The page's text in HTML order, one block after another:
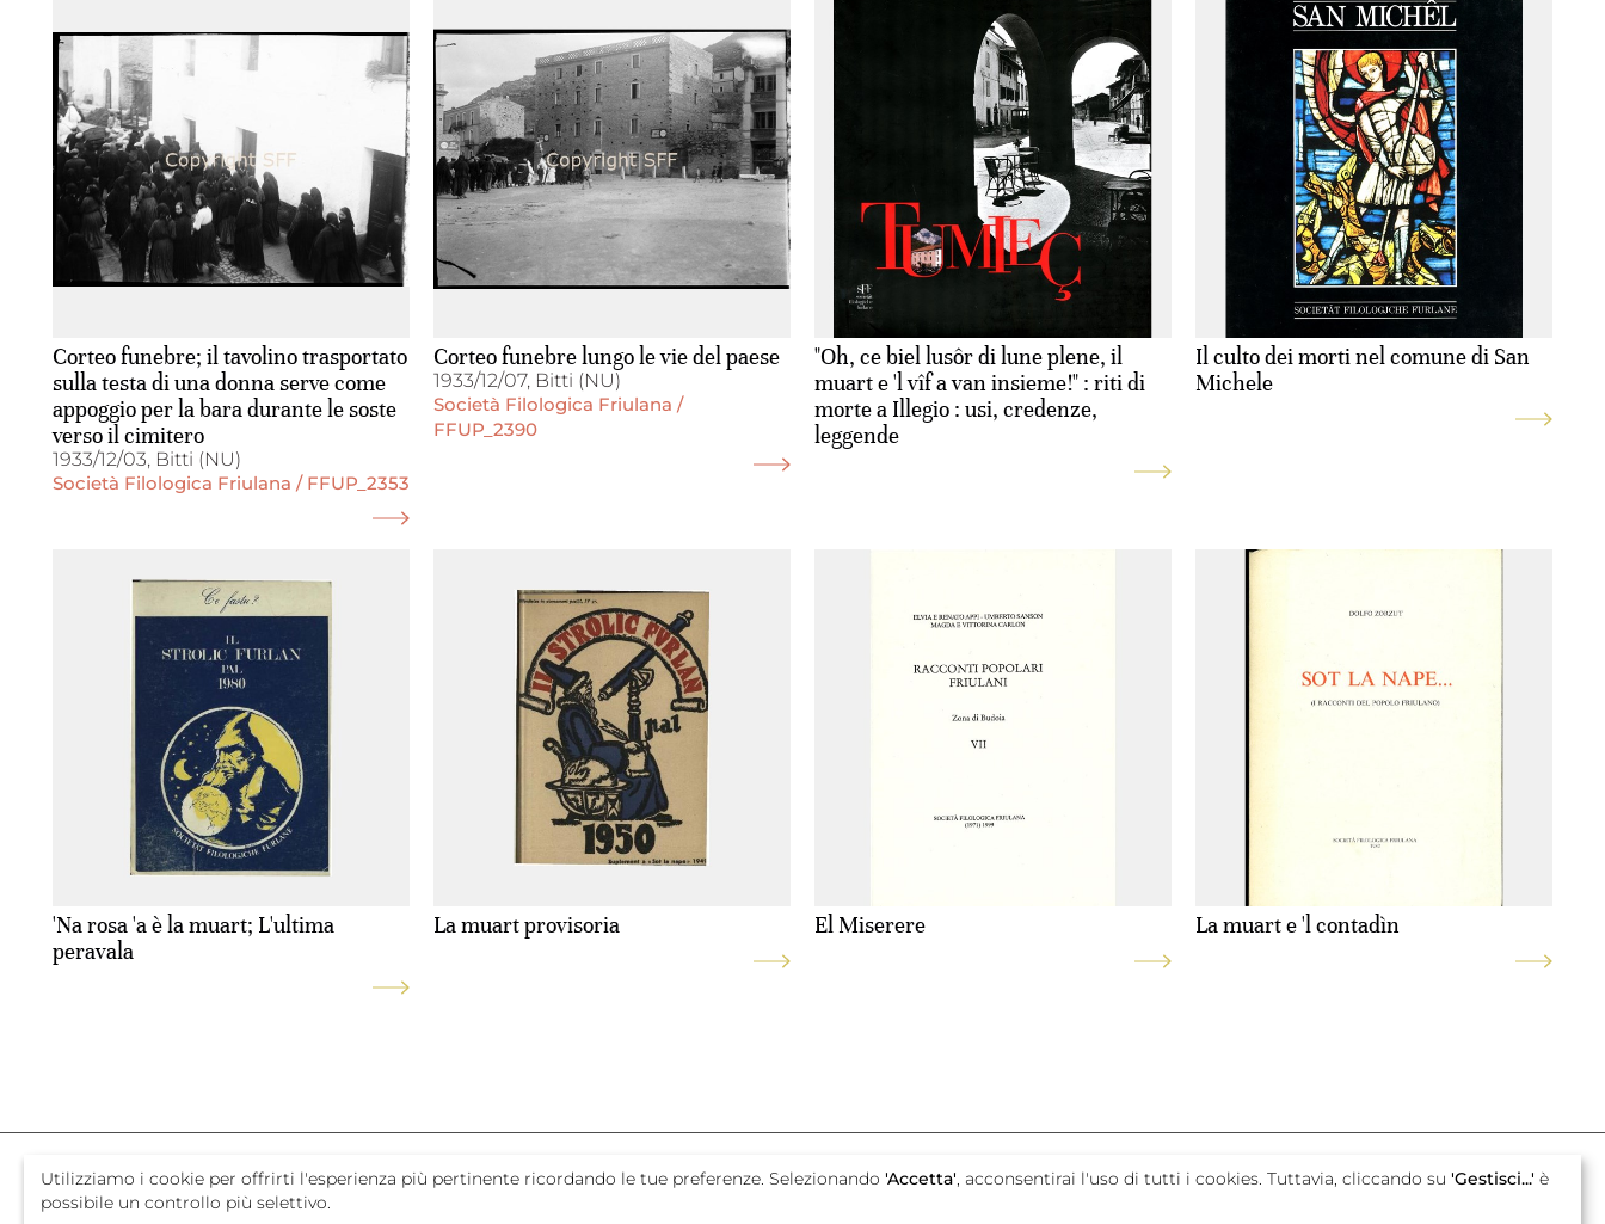
Corteo funebre; il tavolino trasportato
sulla testa di una donna serve come
appoggio per la bara durante le soste
verso il cimitero
1933/12/03, Bitti (NU)
Società Filologica Friulana / FFUP_2353
Corteo funebre lungo le vie del paese
1933/12/07, Bitti (NU)
Società Filologica Friulana /
FFUP_2390
"Oh, ce biel lusôr di lune plene, il
muart e 'l vîf a van insieme!" : riti di
morte a Illegio : usi, credenze,
leggende
Il culto dei morti nel comune di San
Michele
'Na rosa 'a è la muart; L'ultima
peravala
La muart provisoria El Miserere La muart e 'l contadìn
Utilizziamo i cookie per offrirti l'esperienza più pertinente ricordando le tue preferenze. Selezionando 'Accetta', acconsentirai l'uso di tutti i cookies. Tuttavia, cliccando su 'Gestisci...' è
possibile un controllo più selettivo.